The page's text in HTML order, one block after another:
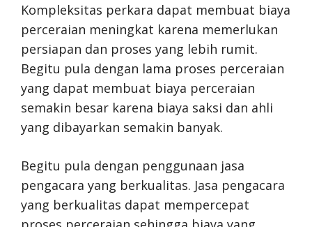
Kompleksitas perkara dapat membuat biaya
perceraian meningkat karena memerlukan
persiapan dan proses yang lebih rumit.
Begitu pula dengan lama proses perceraian
yang dapat membuat biaya perceraian
semakin besar karena biaya saksi dan ahli
yang dibayarkan semakin banyak.
Begitu pula dengan penggunaan jasa
pengacara yang berkualitas. Jasa pengacara
yang berkualitas dapat mempercepat